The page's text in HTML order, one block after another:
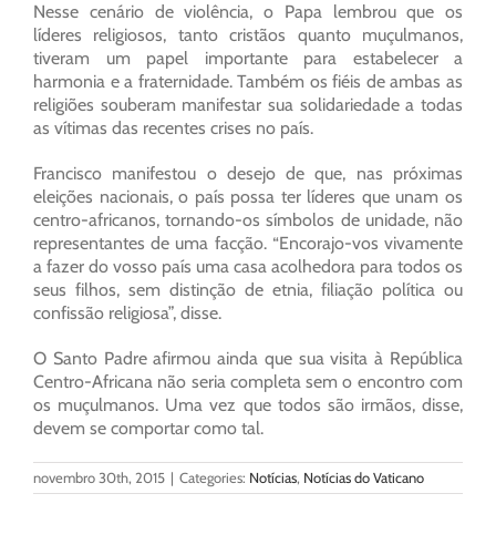
Nesse cenário de violência, o Papa lembrou que os
líderes religiosos, tanto cristãos quanto muçulmanos,
tiveram um papel importante para estabelecer a
harmonia e a fraternidade. Também os fiéis de ambas as
religiões souberam manifestar sua solidariedade a todas
as vítimas das recentes crises no país.
Francisco manifestou o desejo de que, nas próximas
eleições nacionais, o país possa ter líderes que unam os
centro-africanos, tornando-os símbolos de unidade, não
representantes de uma facção. “Encorajo-vos vivamente
a fazer do vosso país uma casa acolhedora para todos os
seus filhos, sem distinção de etnia, filiação política ou
confissão religiosa”, disse.
O Santo Padre afirmou ainda que sua visita à República
Centro-Africana não seria completa sem o encontro com
os muçulmanos. Uma vez que todos são irmãos, disse,
devem se comportar como tal.
novembro 30th, 2015 | Categories: Notícias, Notícias do Vaticano